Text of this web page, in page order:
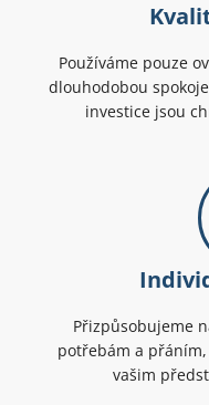
Používáme pouze
dlouhodobou
investice jsou
Přizpůsobujeme
potřebám a
vašim